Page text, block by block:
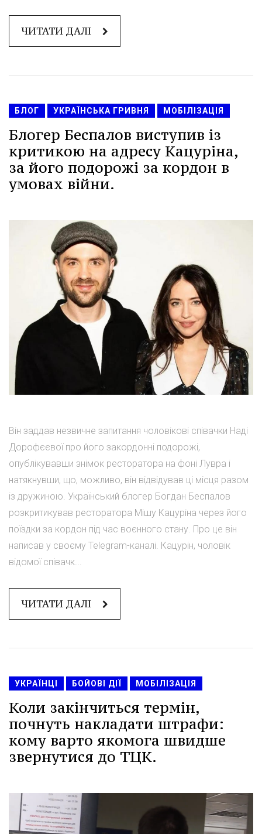
ЧИТАТИ ДАЛІ
БЛОГ УКРАЇНСЬКА ГРИВНЯ МОБІЛІЗАЦІЯ
Блогер Беспалов виступив із
критикою на адресу Кацуріна,
за його подорожі за кордон в
умовах війни.
Він заддав незвичне запитання чоловікові співачки Наді
Дорофєєвої про його закордонні подорожі,
опублікувавши знімок ресторатора на фоні Лувра і
натякнувши, що, можливо, він відвідував ці місця разом
із дружиною. Український блогер Богдан Беспалов
розкритикував ресторатора Мішу Кацуріна через його
поїздки за кордон під час воєнного стану. Про це він
написав у своєму Telegram-каналі. Кацурін, чоловік
відомої співачк...
ЧИТАТИ ДАЛІ
УКРАЇНЦІ БОЙОВІ ДІЇ МОБІЛІЗАЦІЯ
Коли закінчиться термін,
почнуть накладати штрафи:
кому варто якомога швидше
звернутися до ТЦК.